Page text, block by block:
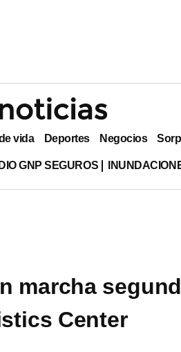
vida Deportes Negocios
GNP SEGUROS
marcha
Center